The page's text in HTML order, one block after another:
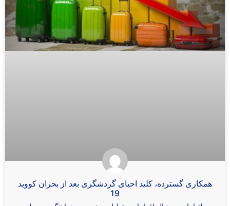
همکاری گسترده، کلید احیای گردشگری بعد از بحران کووید
19